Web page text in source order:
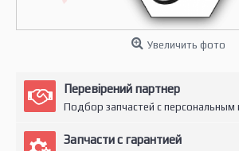
Увеличить фото
Перевірений партнер
Подбор запчастей с
Запчасти с гарантией